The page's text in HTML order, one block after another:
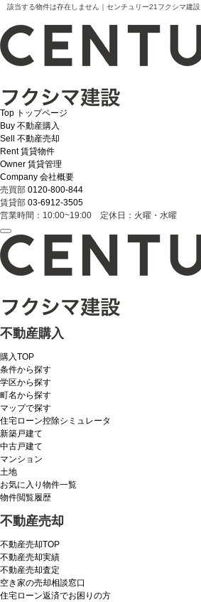
該当する物件は存在しません｜センチュリー21フクシマ建設
Top トップページ
Buy 不動産購入
Sell
不動産売却
Rent 賃貸物件
Owner 賃貸管理
Company 会社概要
売買部 0120-800-844
賃貸部 03-6912-3505
営業時間：10:00~19:00 定休日：火曜・水曜
不動産購入
購入TOP
条件から探す
学区から探す
町名から探す
マップで探す
住宅ローン控除シミュレータ
新築戸建て
中古戸建て
マンション
土地
お気に入り物件一覧
物件閲覧履歴
不動産売却
不動産売却TOP
不動産売却実績
不動産売却査定
空き家の売却相談窓口
住宅ローン返済でお困りの方